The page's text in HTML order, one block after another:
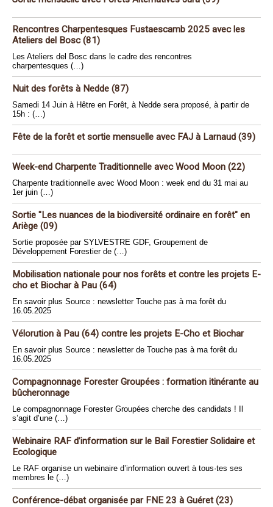
Rencontres Charpentesques Fustaescamb 2025 avec les
Ateliers del Bosc (81)
Les Ateliers del Bosc dans le cadre des rencontres
charpentesques (…)
Nuit des forêts à Nedde (87)
Samedi 14 Juin à Hêtre en Forêt, à Nedde sera proposé, à partir de
15h : (…)
Fête de la forêt et sortie mensuelle avec FAJ à Larnaud (39)
Week-end Charpente Traditionnelle avec Wood Moon (22)
Charpente traditionnelle avec Wood Moon : week end du 31 mai au
1er juin (…)
Sortie "Les nuances de la biodiversité ordinaire en forêt" en
Ariège (09)
Sortie proposée par SYLVESTRE GDF, Groupement de
Développement Forestier de (…)
Mobilisation nationale pour nos forêts et contre les projets E-
cho et Biochar à Pau (64)
En savoir plus Source : newsletter Touche pas à ma forêt du
16.05.2025
Vélorution à Pau (64) contre les projets E-Cho et Biochar
En savoir plus Source : newsletter de Touche pas à ma forêt du
16.05.2025
Compagnonnage Forester Groupées : formation itinérante au
bûcheronnage
Le compagnonnage Forester Groupées cherche des candidats ! Il
s’agit d’une (…)
Webinaire RAF d’information sur le Bail Forestier Solidaire et
Ecologique
Le RAF organise un webinaire d’information ouvert à tous·tes ses
membres le (…)
Conférence-débat organisée par FNE 23 à Guéret (23)